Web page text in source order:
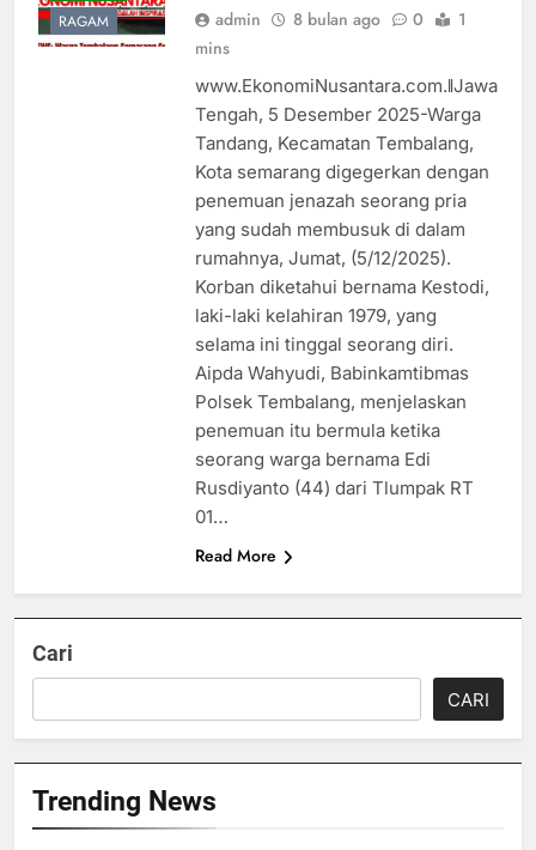
RAGAM
admin 8 bulan ago 0
1
mins
www.EkonomiNusantara.com.ǁJawa
Tengah, 5 Desember 2025-Warga
Tandang, Kecamatan Tembalang,
Kota semarang digegerkan dengan
penemuan jenazah seorang pria
yang sudah membusuk di dalam
rumahnya, Jumat, (5/12/2025).
Korban diketahui bernama Kestodi,
laki-laki kelahiran 1979, yang
selama ini tinggal seorang diri.
Aipda Wahyudi, Babinkamtibmas
Polsek Tembalang, menjelaskan
penemuan itu bermula ketika
seorang warga bernama Edi
Rusdiyanto (44) dari Tlumpak RT
01…
Read More
Cari
CARI
Trending News